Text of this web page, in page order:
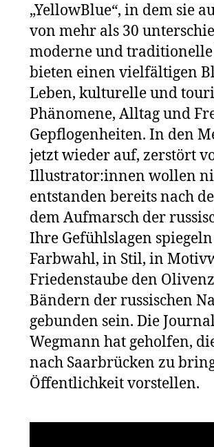
„YellowBlue“, in dem sie
von mehr als 30
moderne und
bieten einen vielfältigen
Leben, kulturelle und
Phänomene, Alltag und
Gepflogenheiten. In den
jetzt wieder auf, zerstört
Illustrator:innen wollen
entstanden bereits nach
dem Aufmarsch der
Ihre Gefühlslagen
Farbwahl, in Stil, in
Friedenstaube den
Bändern der russischen
gebunden sein. Die
Wegmann hat geholfen,
nach Saarbrücken zu
Öffentlichkeit vorstellen.